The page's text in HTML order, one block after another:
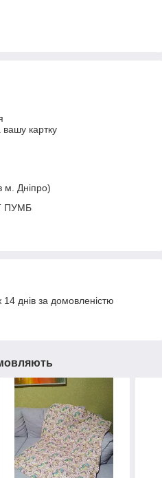
вашу картку
м. Дніпро)
ПУМБ
днів за домовленістю